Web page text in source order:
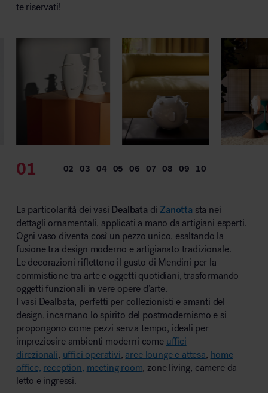
te riservati!
La particolarità dei vasi Dealbata di Zanotta sta nei
dettagli ornamentali, applicati a mano da artigiani esperti.
Ogni vaso diventa così un pezzo unico, esaltando la
fusione tra design moderno e artigianato tradizionale.
Le decorazioni riflettono il gusto di Mendini per la
commistione tra arte e oggetti quotidiani, trasformando
oggetti funzionali in vere opere d’arte.
I vasi Dealbata, perfetti per collezionisti e amanti del
design, incarnano lo spirito del postmodernismo e si
propongono come pezzi senza tempo, ideali per
impreziosire ambienti moderni come uffici
direzionali, uffici operativi, aree lounge e attesa, home
office, reception, meeting room, zone living, camere da
letto e ingressi.